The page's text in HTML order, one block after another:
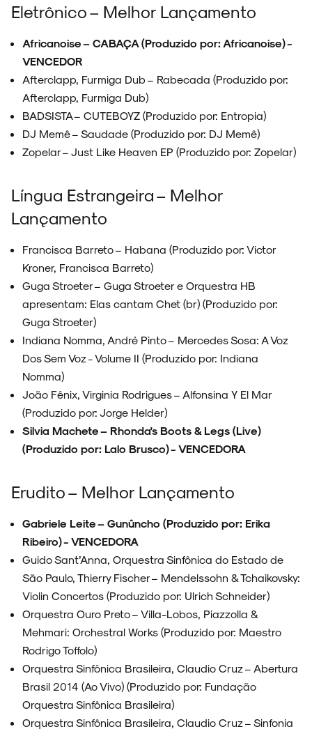
FAIXA A FAIXA
NOVIDADES
NOIZE RECORD CLUB
Eletrônico – Melhor Lançamento
Africanoise – CABAÇA (Produzido por: Africanoise) -
VENCEDOR
Afterclapp, Furmiga Dub – Rabecada (Produzido por:
Afterclapp, Furmiga Dub)
BADSISTA – CUTEBOYZ (Produzido por: Entropia)
DJ Memê – Saudade (Produzido por: DJ Memê)
Zopelar – Just Like Heaven EP (Produzido por: Zopelar)
Língua Estrangeira – Melhor
Lançamento
Francisca Barreto – Habana (Produzido por: Victor
Kroner, Francisca Barreto)
Guga Stroeter – Guga Stroeter e Orquestra HB
apresentam: Elas cantam Chet (br) (Produzido por:
Guga Stroeter)
Indiana Nomma, André Pinto – Mercedes Sosa: A Voz
Dos Sem Voz - Volume II (Produzido por: Indiana
Nomma)
João Fênix, Virginia Rodrigues – Alfonsina Y El Mar
(Produzido por: Jorge Helder)
Silvia Machete – Rhonda's Boots & Legs (Live)
(Produzido por: Lalo Brusco) - VENCEDORA
Erudito – Melhor Lançamento
Gabriele Leite – Gunûncho (Produzido por: Erika
Ribeiro) - VENCEDORA
Guido Sant’Anna, Orquestra Sinfônica do Estado de
São Paulo, Thierry Fischer – Mendelssohn & Tchaikovsky:
Violin Concertos (Produzido por: Ulrich Schneider)
Orquestra Ouro Preto – Villa-Lobos, Piazzolla &
Mehmari: Orchestral Works (Produzido por: Maestro
Rodrigo Toffolo)
Orquestra Sinfônica Brasileira, Claudio Cruz – Abertura
Brasil 2014 (Ao Vivo) (Produzido por: Fundação
Orquestra Sinfônica Brasileira)
Orquestra Sinfônica Brasileira, Claudio Cruz – Sinfonia